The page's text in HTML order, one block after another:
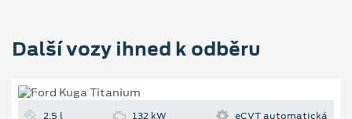
Další vozy ihned k odběru
2.5 l 132 kW eCVT automatická